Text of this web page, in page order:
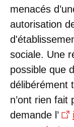
menacés
autorisation
sociale. Une
possible que
délibérément
n’ont rien fait
demande l’